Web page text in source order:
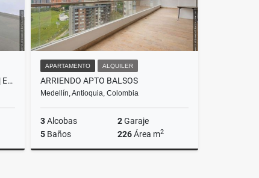
VENTA APARTAMENTO SABANETA | EURO ZONA PLANA | PARQUEADERO Y ÚTIL
APARTAMENTO ALQUILER
ARRIENDO APTO BALSOS
Medellín, Antioquia, Colombia
3Alcobas 2Garaje
5 Baños 226Área m2